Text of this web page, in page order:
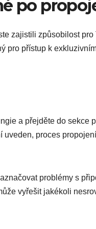
po
zajistili způsobilost pro
pro přístup k
a přejděte do sekce
proces
problémy s
vyřešit jakékoli